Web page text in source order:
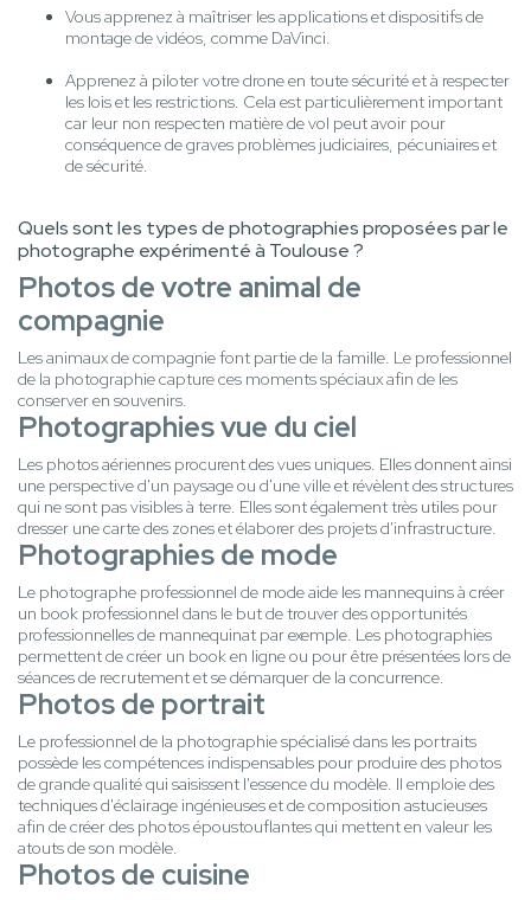
Vous apprenez à maîtriser les applications et dispositifs de
montage de vidéos, comme DaVinci.
Apprenez à piloter votre drone en toute sécurité et à respecter
les lois et les restrictions. Cela est particulièrement important
car leur non respecten matière de vol peut avoir pour
conséquence de graves problèmes judiciaires, pécuniaires et
de sécurité.
Quels sont les types de photographies proposées par le
photographe expérimenté à Toulouse ?
Photos de votre animal de
compagnie
Les animaux de compagnie font partie de la famille. Le professionnel
de la photographie capture ces moments spéciaux afin de les
conserver en souvenirs.
Photographies vue du ciel
Les photos aériennes procurent des vues uniques. Elles donnent ainsi
une perspective d'un paysage ou d'une ville et révèlent des structures
qui ne sont pas visibles à terre. Elles sont également très utiles pour
dresser une carte des zones et élaborer des projets d'infrastructure.
Photographies de mode
Le photographe professionnel de mode aide les mannequins à créer
un book professionnel dans le but de trouver des opportunités
professionnelles de mannequinat par exemple. Les photographies
permettent de créer un book en ligne ou pour être présentées lors de
séances de recrutement et se démarquer de la concurrence.
Photos de portrait
Le professionnel de la photographie spécialisé dans les portraits
possède les compétences indispensables pour produire des photos
de grande qualité qui saisissent l'essence du modèle. Il emploie des
techniques d'éclairage ingénieuses et de composition astucieuses
afin de créer des photos époustouflantes qui mettent en valeur les
atouts de son modèle.
Photos de cuisine